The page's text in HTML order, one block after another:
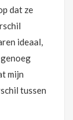
dat ze
ideaal,
mijn
tussen